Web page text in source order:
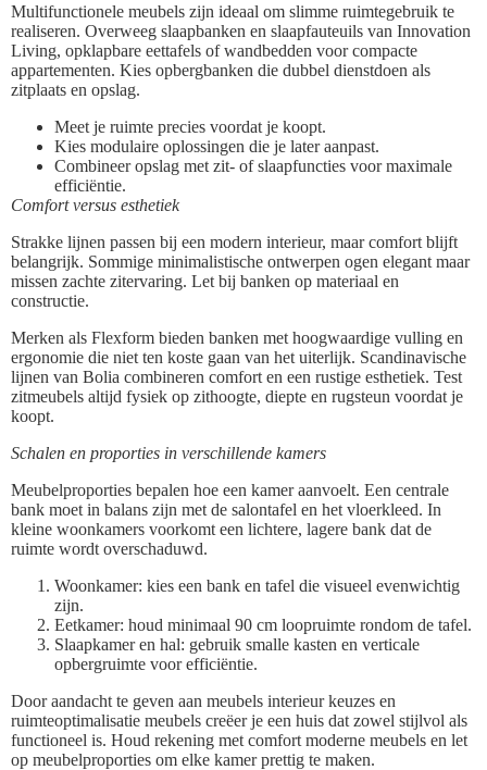
Multifunctionele meubels zijn ideaal om slimme ruimtegebruik te
realiseren. Overweeg slaapbanken en slaapfauteuils van Innovation
Living, opklapbare eettafels of wandbedden voor compacte
appartementen. Kies opbergbanken die dubbel dienstdoen als
zitplaats en opslag.
Meet je ruimte precies voordat je koopt.
Kies modulaire oplossingen die je later aanpast.
Combineer opslag met zit- of slaapfuncties voor maximale
efficiëntie.
Comfort versus esthetiek
Strakke lijnen passen bij een modern interieur, maar comfort blijft
belangrijk. Sommige minimalistische ontwerpen ogen elegant maar
missen zachte zitervaring. Let bij banken op materiaal en
constructie.
Merken als Flexform bieden banken met hoogwaardige vulling en
ergonomie die niet ten koste gaan van het uiterlijk. Scandinavische
lijnen van Bolia combineren comfort en een rustige esthetiek. Test
zitmeubels altijd fysiek op zithoogte, diepte en rugsteun voordat je
koopt.
Schalen en proporties in verschillende kamers
Meubelproporties bepalen hoe een kamer aanvoelt. Een centrale
bank moet in balans zijn met de salontafel en het vloerkleed. In
kleine woonkamers voorkomt een lichtere, lagere bank dat de
ruimte wordt overschaduwd.
Woonkamer: kies een bank en tafel die visueel evenwichtig
zijn.
Eetkamer: houd minimaal 90 cm loopruimte rondom de tafel.
Slaapkamer en hal: gebruik smalle kasten en verticale
opbergruimte voor efficiëntie.
Door aandacht te geven aan meubels interieur keuzes en
ruimteoptimalisatie meubels creëer je een huis dat zowel stijlvol als
functioneel is. Houd rekening met comfort moderne meubels en let
op meubelproporties om elke kamer prettig te maken.